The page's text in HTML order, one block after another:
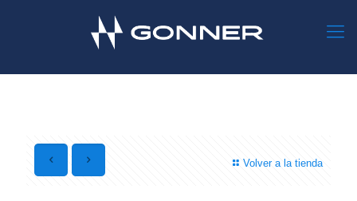
Volver a la tienda